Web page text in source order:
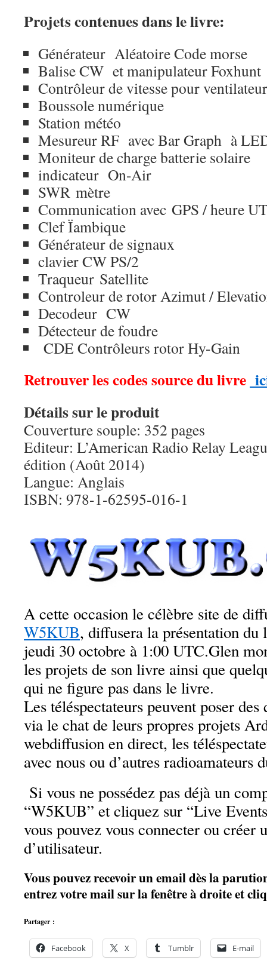
Projets contenues dans le livre:
Générateur Aléatoire Code morse
Balise CW et manipulateur Foxhunt
Contrôleur de vitesse pour ventilateur
Boussole numérique
Station météo
Mesureur RF avec Bar Graph à
Moniteur de charge batterie solaire
indicateur On-Air
SWR mètre
Communication avec GPS / heure
Clef Ïambique
Générateur de signaux
clavier CW PS/2
Traqueur Satellite
Controleur de rotor Azimut /
Decodeur CW
Détecteur de foudre
CDE Contrôleurs rotor Hy-Gain
Retrouver les codes source du livre
Détails sur le produit
Couverture souple: 352 pages
Editeur: L’American Radio Relay
édition (Août 2014)
Langue: Anglais
ISBN: 978-1-62595-016-1
A cette occasion le célèbre site de
W5KUB, diffusera la présentation
jeudi 30 octobre à 1:00 UTC.Glen
les projets de son livre ainsi que
qui ne figure pas dans le livre.
Les téléspectateurs peuvent poser
via le chat de leurs propres projets
webdiffusion en direct, les
avec nous ou d’autres radioamateurs
Si vous ne possédez pas déjà un
“W5KUB” et cliquez sur “Live
vous pouvez vous connecter ou créer
d’utilisateur.
Vous pouvez recevoir un email dès la
entrez votre mail sur la fenêtre à droite et
Partager :
Facebook X Tumblr E-mail